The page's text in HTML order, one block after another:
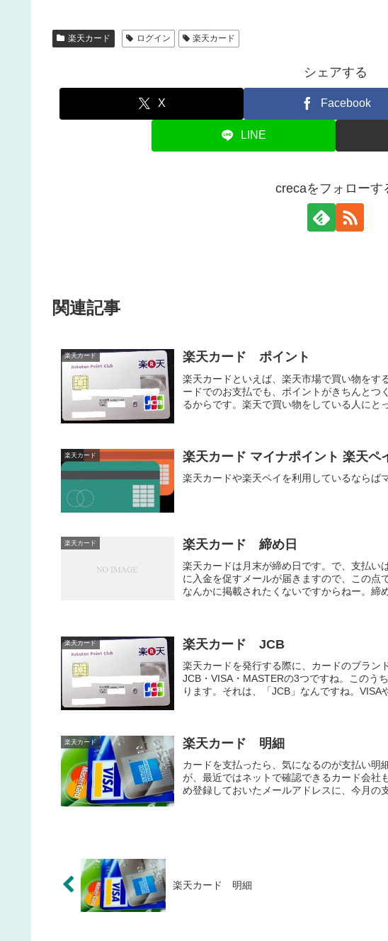
楽天カード ログイン 楽天カード
シェアする
X Facebook
LINE
crecaをフォローす
関連記事
楽天カード 楽天カード ポイント
楽天カードといえば、楽天市場で買い物をす
ードでのお支払でも、ポイントがきちんとつ
るからです。楽天で買い物をしている人にと
楽天カード 楽天カード マイナポイント 楽天ペ
楽天カードや楽天ペイを利用しているならば
楽天カード 楽天カード 締め日
楽天カードは月末が締め日です。で、支払い
に入金を促すメールが届きますので、この点
なんかに掲載されたくないですからねー。締
楽天カード 楽天カード JCB
楽天カードを発行する際に、カードのブラン
JCB・VISA・MASTERの3つですね。このう
ります。それは、「JCB」なんですね。VISA
楽天カード 楽天カード 明細
カードを支払ったら、気になるのが支払い明
が、最近ではネットで確認できるカード会社
め登録しておいたメールアドレスに、今月の
楽天カード 明細